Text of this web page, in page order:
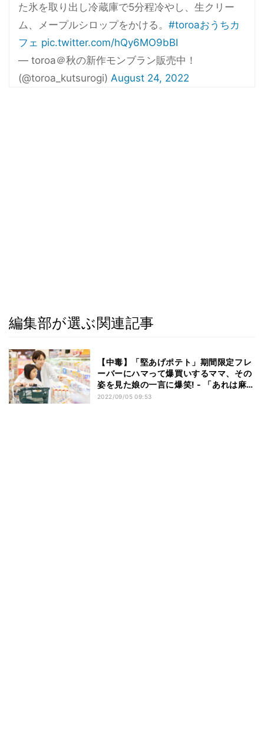
た氷を取り出し冷蔵庫で5分程冷やし、生クリー
ム、メープルシロップをかける。 #toroaおうちカ
フェ pic.twitter.com/hQy6MO9bBI
— toroa＠秋の新作モンブラン販売中！
(@toroa_kutsurogi) August 24, 2022
編集部が選ぶ関連記事
【中毒】「堅あげポテト」期間限定フレ
ーバーにハマって爆買いするママ、その
姿を見た娘の一言に爆笑! - 「あれは麻
薬」「まじでうまい」と共感の声続々
2022/09/05 09:53